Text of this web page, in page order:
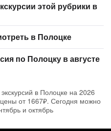
этой рубрики в
в Полоцке
по Полоцку в августе
в Полоцке на 2026
от 1667₽. Сегодня можно
и октябрь